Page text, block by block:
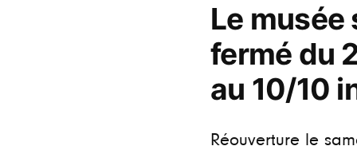
Le musée
fermé du
au 10/10
Réouverture le